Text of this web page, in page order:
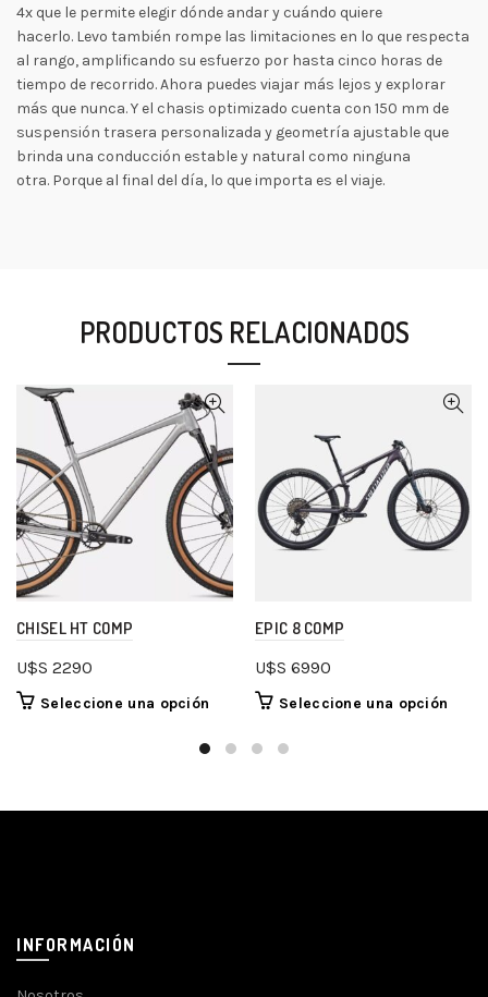
4x que le permite elegir dónde andar y cuándo quiere
hacerlo. Levo también rompe las limitaciones en lo que respecta
al rango, amplificando su esfuerzo por hasta cinco horas de
tiempo de recorrido. Ahora puedes viajar más lejos y explorar
más que nunca. Y el chasis optimizado cuenta con 150 mm de
suspensión trasera personalizada y geometría ajustable que
brinda una conducción estable y natural como ninguna
otra. Porque al final del día, lo que importa es el viaje.
PRODUCTOS RELACIONADOS
CHISEL HT COMP
U$S 2290
Seleccione una opción
EPIC 8 COMP
U$S 6990
Seleccione una opción
INFORMACIÓN